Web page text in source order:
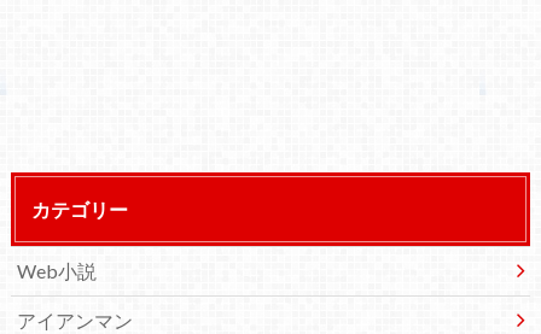
カテゴリー
Web小説
アイアンマン